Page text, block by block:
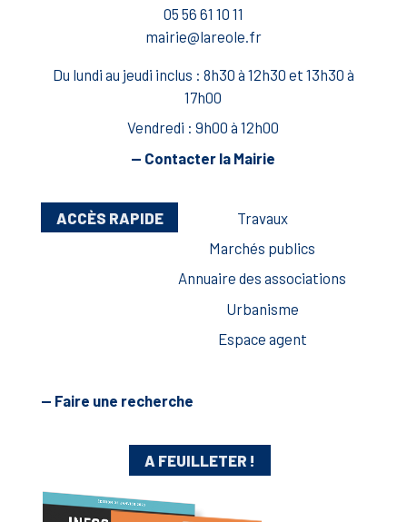
05 56 61 10 11
mairie@lareole.fr
Du lundi au jeudi inclus : 8h30 à 12h30 et 13h30 à
17h00
Vendredi : 9h00 à 12h00
— Contacter la Mairie
ACCÈS RAPIDE
Travaux
Marchés publics
Annuaire des associations
Urbanisme
Espace agent
— Faire une recherche
A FEUILLETER !